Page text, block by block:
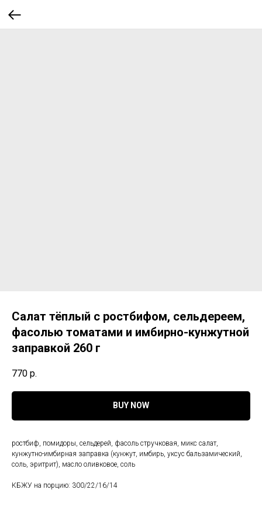
Салат тёплый с ростбифом, сельдереем,
фасолью томатами и имбирно-кунжутной
заправкой 260 г
770 р.
BUY NOW
ростбиф, помидоры, сельдерей, фасоль стручковая, микс салат,
кунжутно-имбирная заправка (кунжут, имбирь, уксус бальзамический,
соль, эритрит), масло оливковое, соль
КБЖУ на порцию: 300/22/16/14